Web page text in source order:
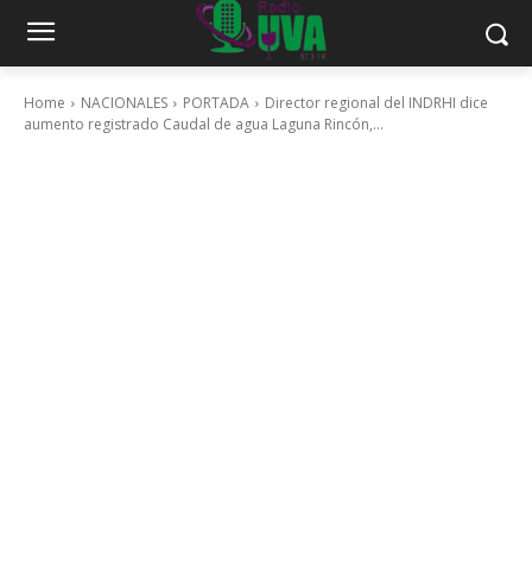
Home NACIONALES PORTADA
Director regional del INDRHI dice
aumento registrado Caudal de agua Laguna Rincón,...